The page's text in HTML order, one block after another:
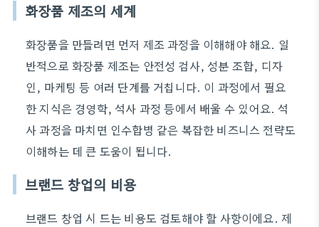
화장품 제조의 세계
화장품을 만들려면 먼저 제조 과정을 이해해야 해요. 일
반적으로 화장품 제조는 안전성 검사, 성분 조합, 디자
인, 마케팅 등 여러 단계를 거칩니다. 이 과정에서 필요
한 지식은 경영학, 석사 과정 등에서 배울 수 있어요. 석
사 과정을 마치면 인수합병 같은 복잡한 비즈니스 전략도
이해하는 데 큰 도움이 됩니다.
브랜드 창업의 비용
브랜드 창업 시 드는 비용도 검토해야 할 사항이에요. 제